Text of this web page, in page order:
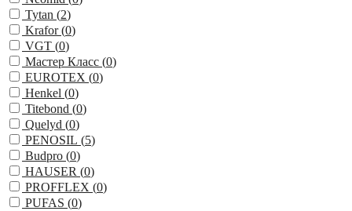
Tytan (2)
Krafor (0)
VGT (0)
Мастер Класс (0)
EUROTEX (0)
Henkel (0)
Titebond (0)
Quelyd (0)
PENOSIL (5)
Budpro (0)
HAUSER (0)
PROFFLEX (0)
PUFAS (0)